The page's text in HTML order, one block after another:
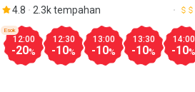
4.8 2.3k tempahan
12:00
-20%
Esok
12:30
-10%
13:00
-10%
13:30
-10%
14:00
-10%